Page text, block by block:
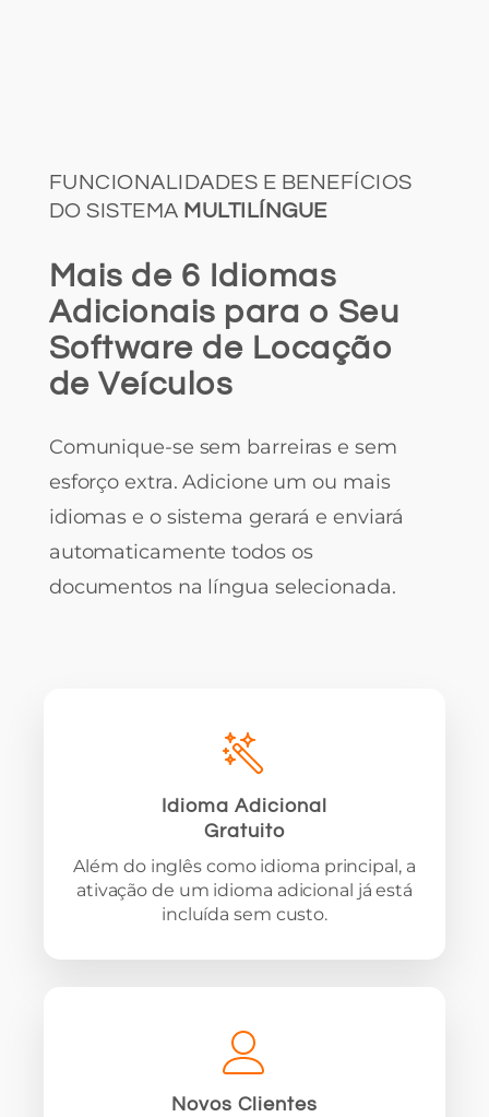
FUNCIONALIDADES E BENEFÍCIOS
DO SISTEMA MULTILÍNGUE
Mais de 6 Idiomas
Adicionais para o Seu
Software de Locação
de Veículos
Comunique-se sem barreiras e sem
esforço extra. Adicione um ou mais
idiomas e o sistema gerará e enviará
automaticamente todos os
documentos na língua selecionada.
Idioma Adicional
Gratuito
Além do inglês como idioma principal, a
ativação de um idioma adicional já está
incluída sem custo.
Novos Clientes